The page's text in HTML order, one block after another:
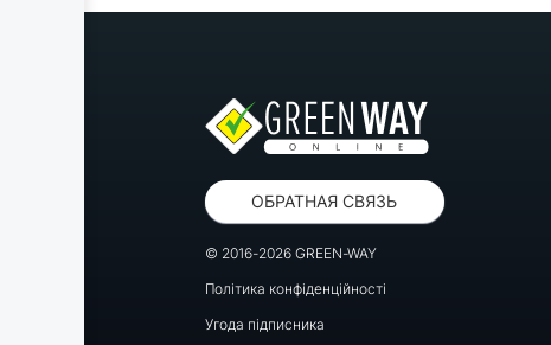
ОБРАТНАЯ СВЯЗЬ
© 2016-2026 GREEN-WAY
Політика конфіденційності
Угода підписника